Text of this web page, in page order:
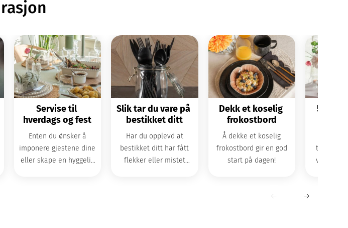
Servise til
hverdags og fest
Enten du ønsker å
imponere gjestene dine
eller skape en hyggelig
Slik tar du vare på
bestikket ditt
Har du opplevd at
bestikket ditt har fått
flekker eller mistet
Dekk et koselig
frokostbord
Å dekke et koselig
frokostbord gir en god
start på dagen!
5 tips
tipsene
vakkert